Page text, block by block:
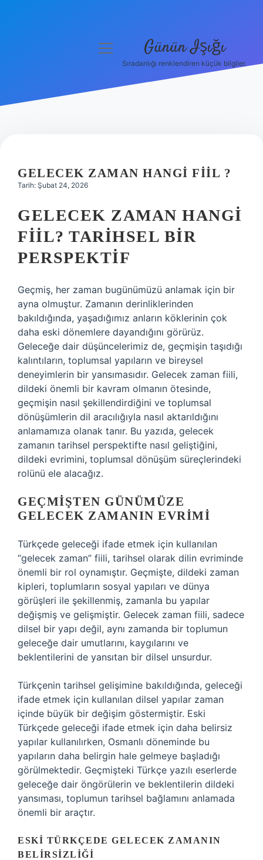
Hakkımızda
menüyü
Günün Işığı
Sıradanlığı renklendiren küçük bilgiler.
GELECEK ZAMAN HANGI FIIL ?
Tarih: Şubat 24, 2026
GELECEK ZAMAN HANGI
FIIL? TARIHSEL BIR
PERSPEKTIF
Geçmiş, her zaman bugünümüzü anlamak için bir
ayna olmuştur. Zamanın derinliklerinden
bakıldığında, yaşadığımız anların köklerinin çok
daha eski dönemlere dayandığını görürüz.
Geleceğe dair düşüncelerimiz de, geçmişin taşıdığı
kalıntıların, toplumsal yapıların ve bireysel
deneyimlerin bir yansımasıdır. Gelecek zaman fiili,
dildeki önemli bir kavram olmanın ötesinde,
geçmişin nasıl şekillendirdiğini ve toplumsal
dönüşümlerin dil aracılığıyla nasıl aktarıldığını
anlamamıza olanak tanır. Bu yazıda, gelecek
zamanın tarihsel perspektifte nasıl geliştiğini,
dildeki evrimini, toplumsal dönüşüm süreçlerindeki
rolünü ele alacağız.
GEÇMIŞTEN GÜNÜMÜZE
GELECEK ZAMANIN EVRIMI
Türkçede geleceği ifade etmek için kullanılan
“gelecek zaman” fiili, tarihsel olarak dilin evriminde
önemli bir rol oynamıştır. Geçmişte, dildeki zaman
kipleri, toplumların sosyal yapıları ve dünya
görüşleri ile şekillenmiş, zamanla bu yapılar
değişmiş ve gelişmiştir. Gelecek zaman fiili, sadece
dilsel bir yapı değil, aynı zamanda bir toplumun
geleceğe dair umutlarını, kaygılarını ve
beklentilerini de yansıtan bir dilsel unsurdur.
Türkçenin tarihsel gelişimine bakıldığında, geleceği
ifade etmek için kullanılan dilsel yapılar zaman
içinde büyük bir değişim göstermiştir. Eski
Türkçede geleceği ifade etmek için daha belirsiz
yapılar kullanılırken, Osmanlı döneminde bu
yapıların daha belirgin hale gelmeye başladığı
görülmektedir. Geçmişteki Türkçe yazılı eserlerde
geleceğe dair öngörülerin ve beklentilerin dildeki
yansıması, toplumun tarihsel bağlamını anlamada
önemli bir araçtır.
ESKI TÜRKÇEDE GELECEK ZAMANIN
BELIRSIZLIĞI